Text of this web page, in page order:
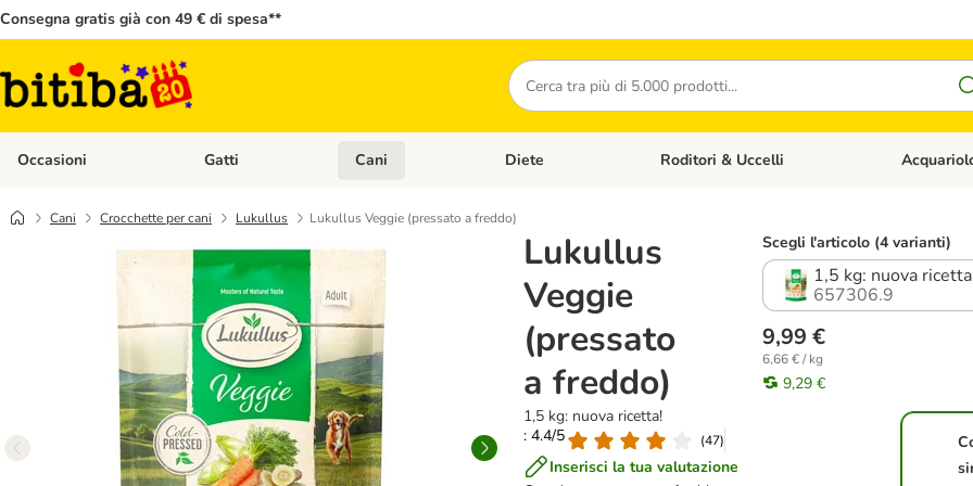
Consegna gratis già con 49 € di spesa**
Cerca
Occasioni Apri Menù Categoria: Occasioni
Gatti Apri Menù Categoria: Gatti
Cani Apri Menù Categoria: Cani
Diete Apri Menù Categoria: Diete
Roditori & Uccelli Apri Menù
Cani Crocchette per cani Lukullus Lukullus Veggie (pressato a freddo)
Lukullus
Veggie
(pressato
a freddo)
1,5 kg: nuova ricetta!
: 4.4/5
(47)
Inserisci la tua valutazione
Scegli l'articolo (4 varianti)
1,5 kg: nuova
657306.9
9,99 €
6,66 € / kg
9,29 €